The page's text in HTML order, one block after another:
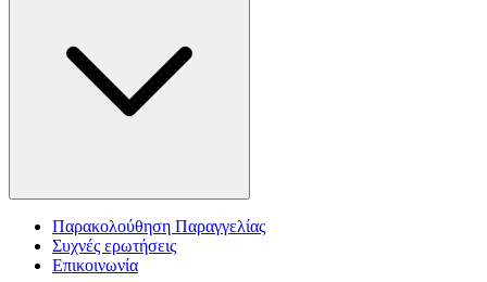
Παρακολούθηση Παραγγελίας
Συχνές ερωτήσεις
Επικοινωνία